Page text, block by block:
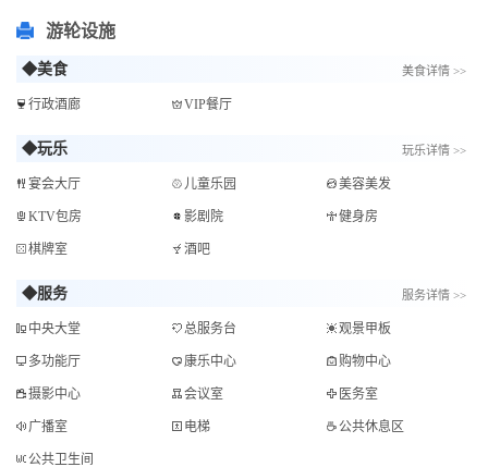
游轮设施
◆美食 美食详情 >>
行政酒廊 VIP餐厅
◆玩乐 玩乐详情 >>
宴会大厅 儿童乐园 美容美发
KTV包房 影剧院 健身房
棋牌室 酒吧
◆服务 服务详情 >>
中央大堂 总服务台 观景甲板
多功能厅 康乐中心 购物中心
摄影中心 会议室 医务室
广播室 电梯 公共休息区
公共卫生间